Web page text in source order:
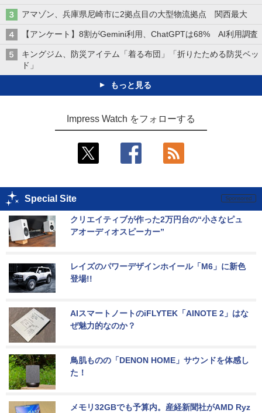
アマゾン、兵庫県尼崎市に2拠点目の大型物流拠点 関西最大
【アンケート】8割がGemini利用、ChatGPTは68% AI利用調査
キングジム、防災アイテム「着る布団」「折りたためる防災ベッ
ド」
もっと見る
Impress Watch をフォローする
Special Site
クリエイティブが作った2万円台の“小さなピュ
アオーディオスピーカー”
レイズのパワーデザインホイール「M6」に新色
登場!!
AIスマートノートのiFLYTEK「AINOTE 2」はな
ぜ魅力的なのか？
鳥肌ものの「DENON HOME」サウンドを体感し
た！
メモリ32GBでも予算内。産経新聞社がAMD Ryz